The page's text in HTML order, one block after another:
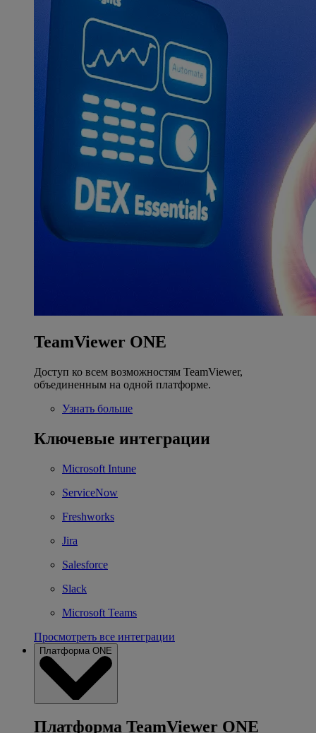
TeamViewer ONE
Доступ ко всем возможностям TeamViewer,
объединенным на одной платформе.
Узнать больше
Ключевые интеграции
Microsoft Intune
ServiceNow
Freshworks
Jira
Salesforce
Slack
Microsoft Teams
Просмотреть все интеграции
Платформа ONE
Платформа TeamViewer ONE